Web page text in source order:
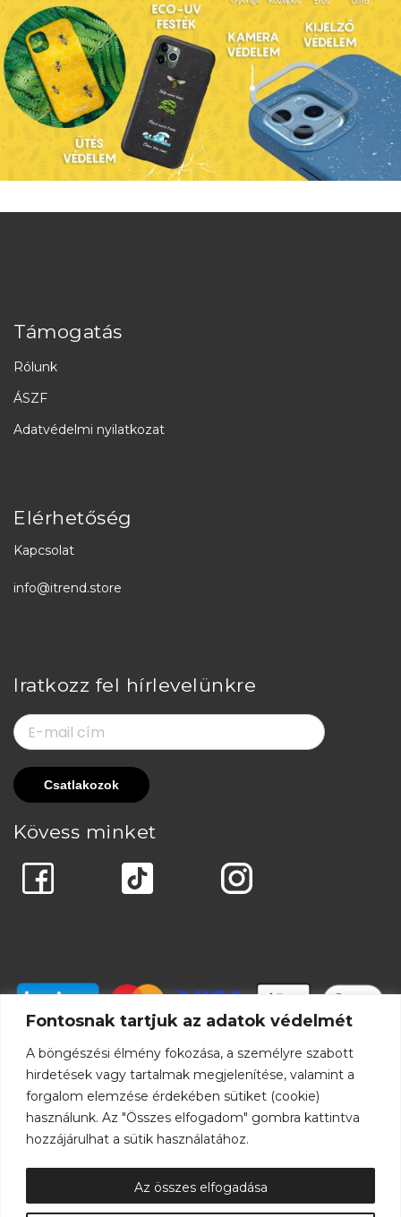
Fontosnak tartjuk az adatok védelmét
A böngészési élmény fokozása, a személyre szabott
hirdetések vagy tartalmak megjelenítése, valamint a
forgalom elemzése érdekében sütiket (cookie)
használunk. Az "Összes elfogadom" gombra kattintva
hozzájárulhat a sütik használatához.
Az összes elfogadása
Támogatás
Rólunk
ÁSZF
Adatvédelmi nyilatkozat
Elérhetőség
Kapcsolat
info@itrend.store
Iratkozz fel hírlevelünkre
Kövess minket